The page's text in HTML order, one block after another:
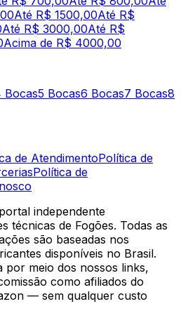
Até R$ 1500,00Até R$
Até R$ 3000,00Até R$
Acima de R$ 4000,00
Bocas5 Bocas6 Bocas7 Bocas8
de AtendimentoPolítica de
Política de
independente
técnicas de Fogões. Todas as
são baseadas nos
disponíveis no Brasil.
meio dos nossos links,
como afiliados do
— sem qualquer custo